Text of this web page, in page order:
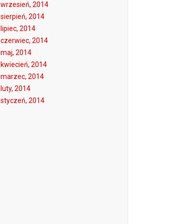
wrzesień, 2014
sierpień, 2014
lipiec, 2014
czerwiec, 2014
maj, 2014
kwiecień, 2014
marzec, 2014
luty, 2014
styczeń, 2014